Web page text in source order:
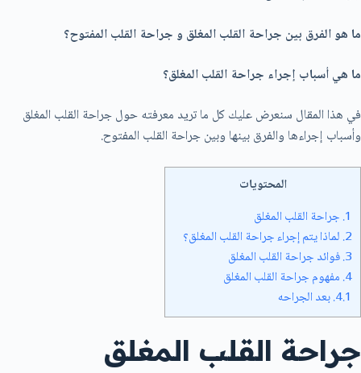
ما هو الفرق بين جراحة القلب المغلق و جراحة القلب المفتوح؟
ما هي أسباب إجراء جراحة القلب المغلق؟
في هذا المقال سنعرض عليك كل ما تريد معرفته حول جراحة القلب المغلق
وأسباب إجراءها والفرق بينها وبين جراحة القلب المفتوح.
المحتويات
1. جراحة القلب المغلق
2. لماذا يتم إجراء جراحة القلب المغلق؟
3. فوائد جراحة القلب المغلق
4. مفهوم جراحة القلب المغلق
4.1. بعد الجراحه
جراحة القلب المغلق